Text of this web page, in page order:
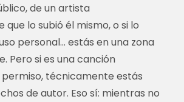
de un artista
que lo subió él mismo, o si lo
personal… estás en una zona
Pero si es una canción
técnicamente estás
de autor. Eso sí: mientras no